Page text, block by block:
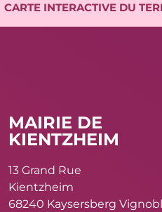
CARTE INTERACTIVE DU
MAIRIE DE
KIENTZHEIM
13 Grand Rue
Kientzheim
68240 Kaysersberg